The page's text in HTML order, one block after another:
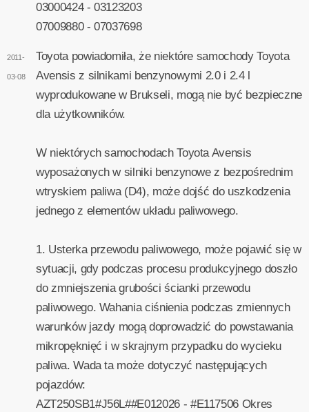
03000424 - 03123203
07009880 - 07037698
2011-
03-08
Toyota powiadomiła, że niektóre samochody Toyota
Avensis z silnikami benzynowymi 2.0 i 2.4 l
wyprodukowane w Brukseli, mogą nie być bezpieczne
dla użytkowników.
W niektórych samochodach Toyota Avensis
wyposażonych w silniki benzynowe z bezpośrednim
wtryskiem paliwa (D4), może dojść do uszkodzenia
jednego z elementów układu paliwowego.
1. Usterka przewodu paliwowego, może pojawić się w
sytuacji, gdy podczas procesu produkcyjnego doszło
do zmniejszenia grubości ścianki przewodu
paliwowego. Wahania ciśnienia podczas zmiennych
warunków jazdy mogą doprowadzić do powstawania
mikropęknięć i w skrajnym przypadku do wycieku
paliwa. Wada ta może dotyczyć następujących
pojazdów:
AZT250SB1#J56L##E012026 - #E117506 Okres